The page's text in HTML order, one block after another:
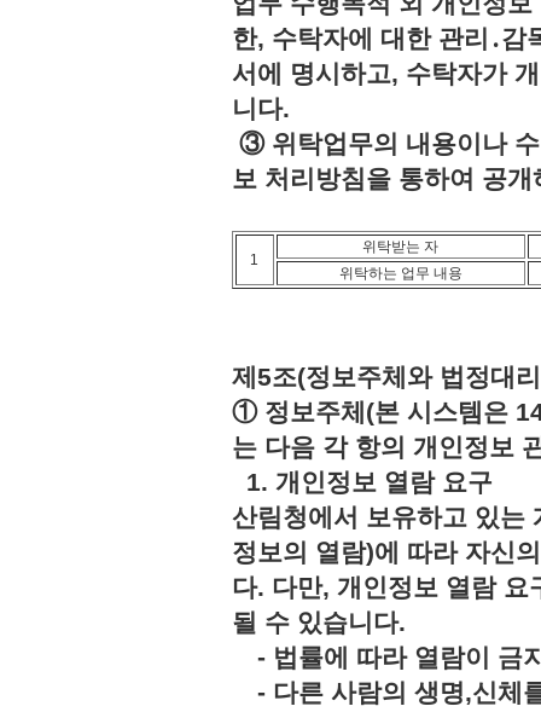
한, 수탁자에 대한 관리․감
서에 명시하고, 수탁자가
니다.
③ 위탁업무의 내용이나
보 처리방침을 통하여 공
1
위탁받는 자
위탁하는 업무 내용
제5조(정보주체와 법정대
① 정보주체(본 시스템은
는 다음 각 항의 개인정보
1. 개인정보 열람 요구
산림청에서 보유하고 있는
정보의 열람)에 따라 자신
다. 다만, 개인정보 열람
될 수 있습니다.
- 법률에 따라 열람이
- 다른 사람의 생명,신체